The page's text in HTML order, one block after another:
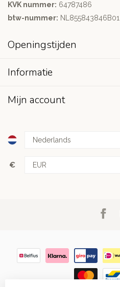
KVK nummer: 64787486
btw-nummer: NL855843846B01
Openingstijden
Informatie
Mijn account
€